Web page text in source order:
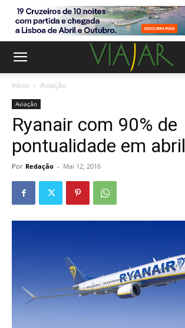
Início Aviação
Aviação
Ryanair com 90% de
pontualidade em abril
Por Redação - Mai 12, 2016